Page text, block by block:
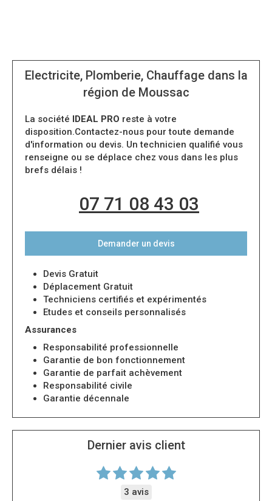
Electricite, Plomberie, Chauffage dans la
région de Moussac
La société IDEAL PRO reste à votre
disposition.Contactez-nous pour toute demande
d'information ou devis. Un technicien qualifié vous
renseigne ou se déplace chez vous dans les plus
brefs délais !
07 71 08 43 03
Demander un devis
Devis Gratuit
Déplacement Gratuit
Techniciens certifiés et expérimentés
Etudes et conseils personnalisés
Assurances
Responsabilité professionnelle
Garantie de bon fonctionnement
Garantie de parfait achèvement
Responsabilité civile
Garantie décennale
Dernier avis client
3 avis